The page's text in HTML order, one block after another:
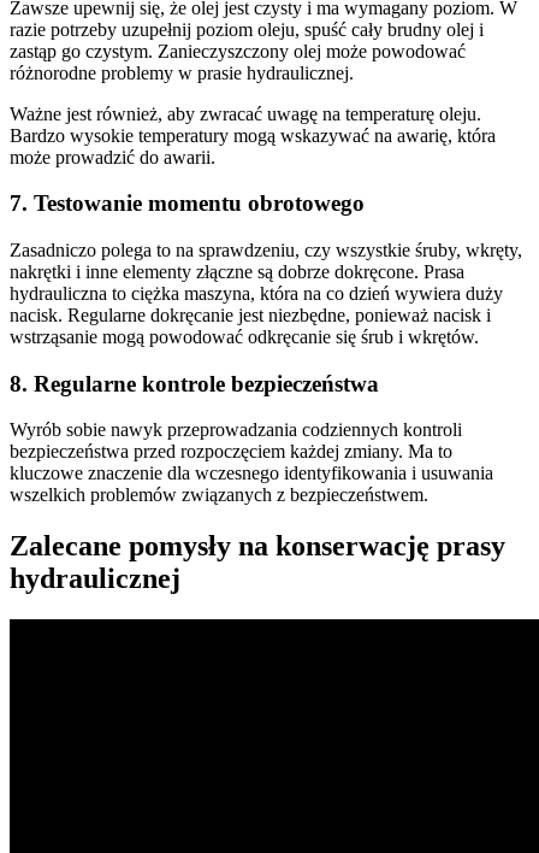
Zawsze upewnij się, że olej jest czysty i ma wymagany poziom. W
razie potrzeby uzupełnij poziom oleju, spuść cały brudny olej i
zastąp go czystym. Zanieczyszczony olej może powodować
różnorodne problemy w prasie hydraulicznej.
Ważne jest również, aby zwracać uwagę na temperaturę oleju.
Bardzo wysokie temperatury mogą wskazywać na awarię, która
może prowadzić do awarii.
7. Testowanie momentu obrotowego
Zasadniczo polega to na sprawdzeniu, czy wszystkie śruby, wkręty,
nakrętki i inne elementy złączne są dobrze dokręcone. Prasa
hydrauliczna to ciężka maszyna, która na co dzień wywiera duży
nacisk. Regularne dokręcanie jest niezbędne, ponieważ nacisk i
wstrząsanie mogą powodować odkręcanie się śrub i wkrętów.
8. Regularne kontrole bezpieczeństwa
Wyrób sobie nawyk przeprowadzania codziennych kontroli
bezpieczeństwa przed rozpoczęciem każdej zmiany. Ma to
kluczowe znaczenie dla wczesnego identyfikowania i usuwania
wszelkich problemów związanych z bezpieczeństwem.
Zalecane pomysły na konserwację prasy
hydraulicznej